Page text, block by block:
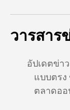
วารสาร
อัปเดตข่า
แบบตรง
ตลาดอ